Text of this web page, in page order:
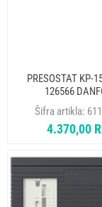
PRESOSTAT KP-
126566
Šifra artikla:
4.370,00